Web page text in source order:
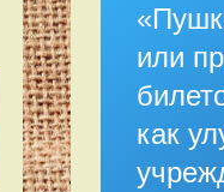
или
как